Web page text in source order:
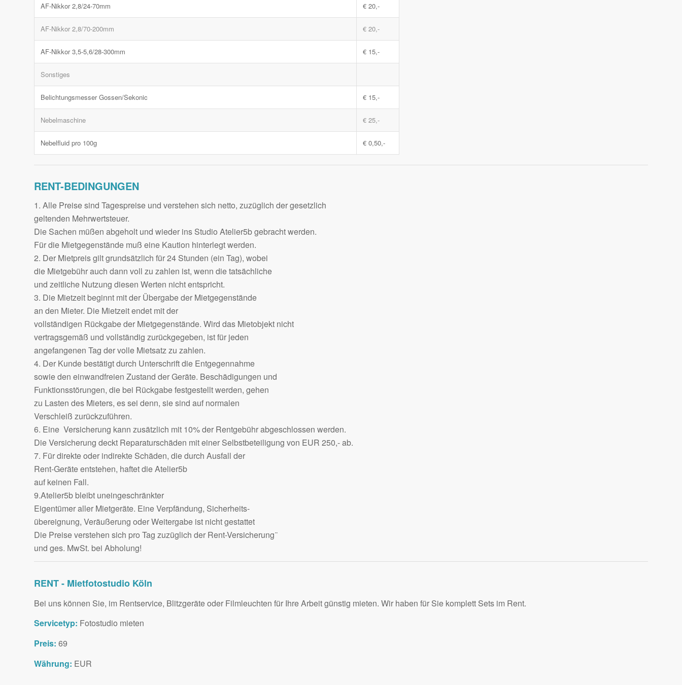
AF-Nikkor 2,8/24-70mm € 20,-
AF-Nikkor 2,8/70-200mm € 20,-
AF-Nikkor 3,5-5,6/28-300mm € 15,-
Sonstiges
Belichtungsmesser Gossen/Sekonic € 15,-
Nebelmaschine € 25,-
Nebelfluid pro 100g € 0,50,-
RENT-BEDINGUNGEN
1. Alle Preise sind Tagespreise und verstehen sich netto, zuzüglich der gesetzlich
geltenden Mehrwertsteuer.
Die Sachen müßen abgeholt und wieder ins Studio Atelier5b gebracht werden.
Für die Mietgegenstände muß eine Kaution hinterlegt werden.
2. Der Mietpreis gilt grundsätzlich für 24 Stunden (ein Tag), wobei
die Mietgebühr auch dann voll zu zahlen ist, wenn die tatsächliche
und zeitliche Nutzung diesen Werten nicht entspricht.
3. Die Mietzeit beginnt mit der Übergabe der Mietgegenstände
an den Mieter. Die Mietzeit endet mit der
vollständigen Rückgabe der Mietgegenstände. Wird das Mietobjekt nicht
vertragsgemäß und vollständig zurückgegeben, ist für jeden
angefangenen Tag der volle Mietsatz zu zahlen.
4. Der Kunde bestätigt durch Unterschrift die Entgegennahme
sowie den einwandfreien Zustand der Geräte. Beschädigungen und
Funktionsstörungen, die bei Rückgabe festgestellt werden, gehen
zu Lasten des Mieters, es sei denn, sie sind auf normalen
Verschleiß zurückzuführen.
6. Eine Versicherung kann zusätzlich mit 10% der Rentgebühr abgeschlossen werden.
Die Versicherung deckt Reparaturschäden mit einer Selbstbeteiligung von EUR 250,- ab.
7. Für direkte oder indirekte Schäden, die durch Ausfall der
Rent-Geräte entstehen, haftet die Atelier5b
auf keinen Fall.
9.Atelier5b bleibt uneingeschränkter
Eigentümer aller Mietgeräte. Eine Verpfändung, Sicherheits-
übereignung, Veräußerung oder Weitergabe ist nicht gestattet
Die Preise verstehen sich pro Tag zuzüglich der Rent-Versicherung ̈
und ges. MwSt. bei Abholung!
RENT - Mietfotostudio Köln
Bei uns können Sie, im Rentservice, Blitzgeräte oder Filmleuchten für Ihre Arbeit günstig mieten. Wir haben für Sie komplett Sets im Rent.
Servicetyp: Fotostudio mieten
Preis: 69
Währung: EUR